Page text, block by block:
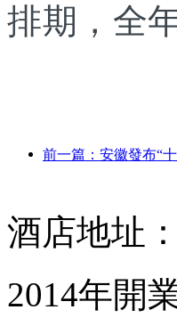
排期，全
酒店地址
2014年開